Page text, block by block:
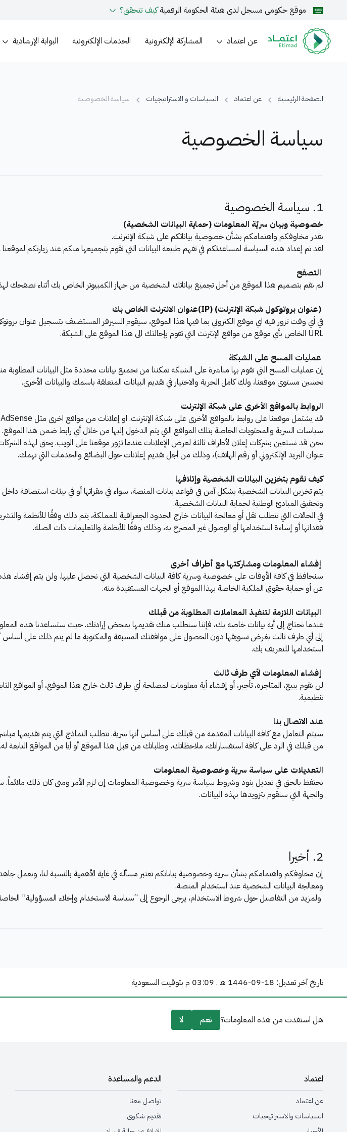
موقع حكومي مسجل لدى هيئة الحكومة الرقميةكيف تتحقق؟
عن اعتماد المشاركة الإلكترونية الخدمات الإلكترونية البوابة الإرشادية
الصفحة الرئيسية عن اعتماد السياسات و الاستراتيجيات سياسة الخصوصية
سياسة الخصوصية
1. سياسة الخصوصية
خصوصية وبيان سريّة المعلومات (حماية البيانات الشخصية)
نقدر مخاوفكم واهتمامكم بشأن خصوصية بياناتكم على شبكة الإنترنت.
لقد تم إعداد هذه السياسة لمساعدتكم في تفهم طبيعة البيانات التي نقوم بتجميعها منكم عند زيارتكم
التصفح
لم نقم بتصميم هذا الموقع من أجل تجميع بياناتك الشخصية من جهاز الكمبيوتر الخاص بك أثناء تصفحك
(عنوان بروتوكول شبكة الإنترنت) (IP)عنوان الانترنت الخاص بك
URL الخاص بأي موقع من مواقع الإنترنت التي تقوم بإحالتك الى هذا الموقع على الشبكة.
عمليات المسح على الشبكة
إن عمليات المسح التي نقوم بها مباشرة على الشبكة تمكننا من تجميع بيانات محددة مثل البيانات
تحسين مستوى موقعنا، ولك كامل الحرية والاختيار في تقديم البيانات المتعلقة باسمك والبيانات الأخرى.
الروابط بالمواقع الأخرى على شبكة الإنترنت
سياسات السرية والمحتويات الخاصة بتلك المواقع التي يتم الدخول إليها من خلال أي رابط ضمن هذا الموقع.
نحن قد نستعين بشركات إعلان لأطراف ثالثة لعرض الإعلانات عندما تزور موقعنا على الويب. يحق لهذه
عنوان البريد الإلكتروني أو رقم الهاتف)، وذلك من أجل تقديم إعلانات حول البضائع والخدمات التي تهمك.
كيف نقوم بتخزين البيانات الشخصية وإتلافها
يتم تخزين البيانات الشخصية بشكل آمن في قواعد بيانات المنصة، سواء في مقراتها أو في بيئات استضافة
وتحقيق المبادئ الوطنية لحماية البيانات الشخصية.
في الحالات التي تتطلب نقل أو معالجة البيانات خارج الحدود الجغرافية للمملكة، يتم ذلك وفقًا للأنظمة
فقدانها أو إساءة استخدامها أو الوصول غير المصرح به، وذلك وفقًا للأنظمة والتعليمات ذات الصلة.
إفشاء المعلومات ومشاركتها مع أطراف أخرى
سنحافظ في كافة الأوقات على خصوصية وسرية كافة البيانات الشخصية التي نحصل عليها. ولن يتم إفشاء
عن أو حماية حقوق الملكية الخاصة بهذا الموقع أو الجهات المستفيدة منه.
البيانات اللازمة لتنفيذ المعاملات المطلوبة من قبلك
عندما نحتاج إلى أية بيانات خاصة بك، فإننا سنطلب منك تقديمها بمحض إرادتك. حيث ستساعدنا هذه
إلى أي طرف ثالث بغرض تسويقها دون الحصول على موافقتك المسبقة والمكتوبة ما لم يتم ذلك على أساس
استخدامها للتعريف بك.
إفشاء المعلومات لأي طرف ثالث
لن نقوم ببيع، المتاجرة، تأجير، أو إفشاء أية معلومات لمصلحة أي طرف ثالث خارج هذا الموقع، أو
تنظيمية.
عند الاتصال بنا
سيتم التعامل مع كافة البيانات المقدمة من قبلك على أساس أنها سرية. تتطلب النماذج التي يتم تقديمها
من قبلك في الرد على كافة استفساراتك، ملاحظاتك، وطلباتك من قبل هذا الموقع أو أيا من المواقع التابعة له.
التعديلات على سياسة سرية وخصوصية المعلومات
نحتفظ بالحق في تعديل بنود وشروط سياسة سرية وخصوصية المعلومات إن لزم الأمر ومتى كان ذلك ملائماً.
والجهة التي سنقوم بتزويدها بهذه البيانات.
2. أخيرا
إن مخاوفكم واهتمامكم بشأن سرية وخصوصية بياناتكم تعتبر مسألة في غاية الأهمية بالنسبة لنا،
ومعالجة البيانات الشخصية عند استخدام المنصة.
ولمزيد من التفاصيل حول شروط الاستخدام، يرجى الرجوع إلى “سياسة الاستخدام وإخلاء المسؤولية”
تاريخ آخر تعديل: 1446-09-18 هـ . 03:09 م بتوقيت السعودية
هل استفدت من هذه المعلومات؟ نعم لا
اعتماد
عن اعتماد
السياسات والاستراتيجيات
الدعم والمساعدة
تواصل معنا
تقديم شكوى